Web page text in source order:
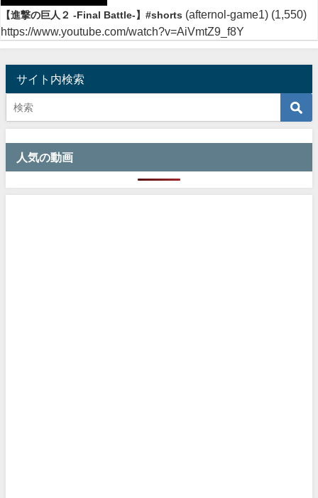
【進撃の巨人２ -Final Battle-】#shorts (afternol-game1) (1,550)
https://www.youtube.com/watch?v=AiVmtZ9_f8Y
サイト内検索
人気の動画